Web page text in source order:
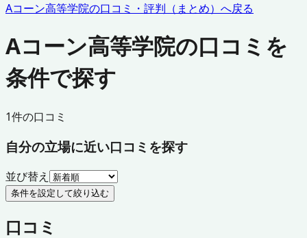
Aコーン高等学院の口コミ・評判（まとめ）へ戻る
Aコーン高等学院の口コミを
条件で探す
1件の口コミ
自分の立場に近い口コミを探す
並び替え
条件を設定して絞り込む
口コミ